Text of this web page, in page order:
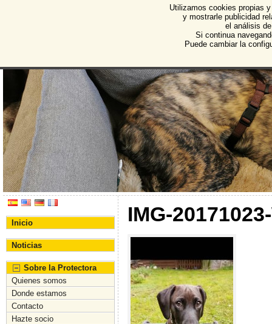
Protectora de Animales
Asociación Protectora de Animales y Plantas de
Inicio
Noticias
Sobre la Protectora
Quienes somos
Donde estamos
Contacto
Hazte socio
IMG-
Utilizamos cookies propias
y mostrarle publicidad
el análisis
Si continua
Puede cambiar la